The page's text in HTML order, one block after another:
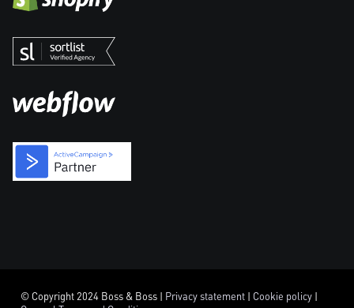
© Copyright 2024 Boss & Boss | Privacy statement | Cookie policy |